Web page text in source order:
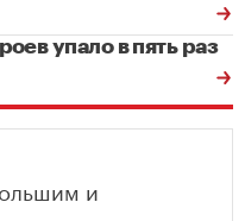
упало в пять раз
и